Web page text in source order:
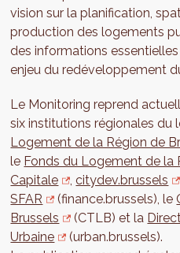
vision sur la planification,
production des logements
des informations
enjeu du redéveloppement
Le Monitoring reprend
six institutions régionales du
Logement de la Région de
le Fonds du Logement de la
Capitale
,citydev.brussels
SFAR
(finance.brussels), le
Brussels
(CTLB) et la
Urbaine
(urban.brussels).